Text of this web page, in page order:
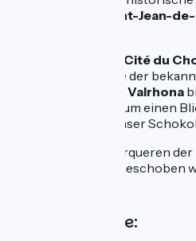
Saint-Jean-
Cité du
historischen Stätte der
Valrhona
Schokoladenzentrum einen
die Herstellung feinser
Das Überqueren
wenn das Fahrrad geschoben
Wochenmärkte: